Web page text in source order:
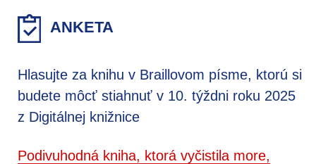
ANKETA
Hlasujte za knihu v Braillovom písme, ktorú si
budete môcť stiahnuť v 10. týždni roku 2025
z Digitálnej knižnice
Podivuhodná kniha, ktorá vyčistila more,